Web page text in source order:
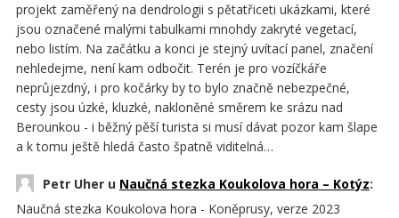
projekt zaměřený na dendrologii s pětatřiceti ukázkami, které
jsou označené malými tabulkami mnohdy zakryté vegetací,
nebo listím. Na začátku a konci je stejný uvítací panel, značení
nehledejme, není kam odbočit. Terén je pro vozíčkáře
neprůjezdný, i pro kočárky by to bylo značně nebezpečné,
cesty jsou úzké, kluzké, nakloněné směrem ke srázu nad
Berounkou - i běžný pěší turista si musí dávat pozor kam šlape
a k tomu ještě hledá často špatně viditelná…
Petr Uher u Naučná stezka Koukolova hora – Kotýz:
Naučná stezka Koukolova hora - Koněprusy, verze 2023